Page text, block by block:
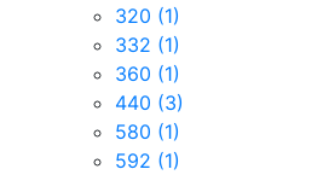
320 (1)
332 (1)
360 (1)
440 (3)
580 (1)
592 (1)